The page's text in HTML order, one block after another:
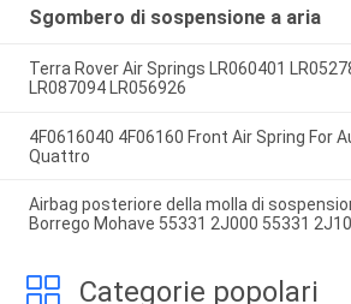
Sgombero di sospensione a aria
Terra Rover Air Springs LR060401
LR087094 LR056926
4F0616040 4F06160 Front Air Spring For
Quattro
Airbag posteriore della molla di
Borrego Mohave 55331 2J000 55331
Categorie popolari